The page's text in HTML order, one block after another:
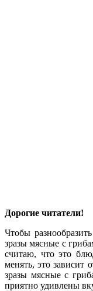
Дорогие читатели!
Чтобы
зразы мясные с
считаю, что это
менять, это зависит
зразы мясные с
приятно удивлены